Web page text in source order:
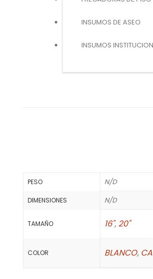
INSUMOS DE ASEO
INSUMOS
PESO N/D
DIMENSIONES N/D
TAMAÑO 16", 20"
COLOR BLANCO,